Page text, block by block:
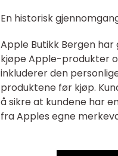
En historisk
Apple Butikk Bergen
kjøpe Apple-produkter
inkluderer den
produktene før kjøp.
å sikre at kundene har
fra Apples egne